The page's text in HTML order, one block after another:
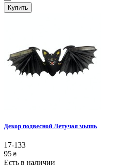
Купить
Декор подвесной Летучая мышь
17-133
95 ₴
Есть в наличии